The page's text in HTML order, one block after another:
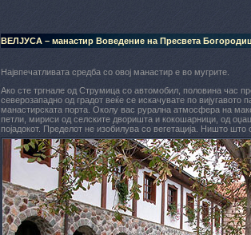
ВЕЛЈУСА – манастир Воведение на Пресвета
Највпечатливата средба со овој манастир е во мугрите.
Ако сте тргнале од Струмица со автомобил, половина час
северозападно од градот веќе се искачувате по вијугавото
манастирската порта. Околу вас рурална атмосфера на
петли, мириси од селските дворишта и кокошарници, од
појадокот. Пределот не изобилува со вегетација. Ништо што